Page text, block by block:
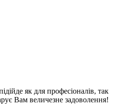
як для професіоналів, так
Вам величезне задоволення!